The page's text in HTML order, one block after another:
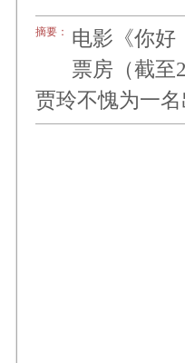
摘要：
电影《你好
票房（截至
贾玲不愧为一